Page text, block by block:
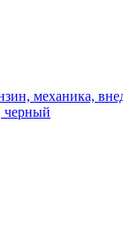
механика,
черный